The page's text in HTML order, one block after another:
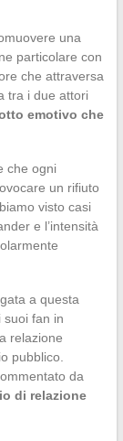
una
particolare con
che attraversa
tra i due attori
emotivo che
che ogni
un rifiuto
visto casi
e l’intensità
a questa
suoi fan in
relazione
pubblico.
da
di relazione